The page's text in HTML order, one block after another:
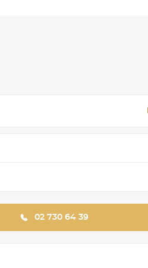
02 730 64 39